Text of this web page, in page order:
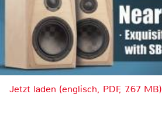
Jetzt laden (englisch, PDF, 7.67 MB)